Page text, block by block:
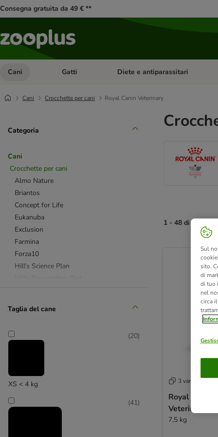
Consegna gratuita da 49 € **
Cani Apri Menu Categoria: Cani
Gatti Apri Menu Categoria: Gatti
Diete e antiparassitari
Cani Crocchette per cani Royal Canin Veterinary
Categoria
Cani
Crocchette per cani
Almo Nature
Briantos
Concept for Life
Eukanuba
Exclusion
Farmina
Forza10
Hill's Science Plan
Prolife
Royal Canin Breed (razze)
Simpsons Premium
Natural Trainer
Advance Affinity
Taglia del cane
XS < 4 kg
(20)
(41)
1 - 48 di 118
product items
3 varianti
Royal Canin
Veterinary
7,5 kg
Sul
sito.
di
di tuo
nel
circa